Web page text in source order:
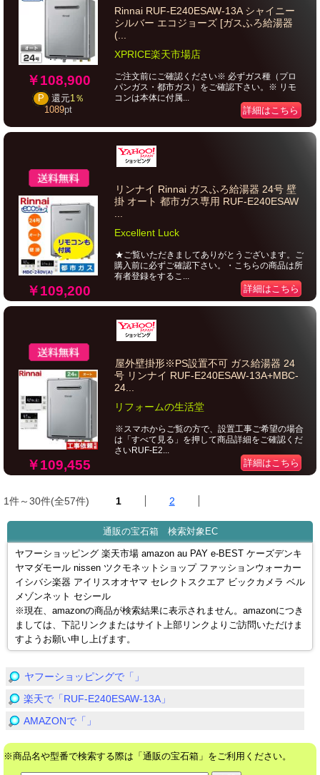
￥108,900
P 還元1％
1089pt
Rinnai RUF-E240ESAW-13A シャイニー
シルバー エコジョーズ [ガスふろ給湯器
(...
XPRICE楽天市場店
ご注文前にご確認ください※ 必ずガス種（プロ
パンガス・都市ガス）をご確認下さい。※ リモ
コンは本体に付属...
詳細はこちら
￥109,200
リンナイ Rinnai ガスふろ給湯器 24号 壁
掛 オート 都市ガス専用 RUF-E240ESAW
Excellent Luck
★ご覧いただきましてありがとうございます。ご
購入前に必ずご確認下さい。・こちらの商品は所
有者登録をするこ...
詳細はこちら
￥109,455
屋外壁掛形※PS設置不可 ガス給湯器 24
号 リンナイ RUF-E240ESAW-13A+MBC-
24...
リフォームの生活堂
※スマホからご覧の方で、設置工事ご希望の場合
は「すべて見る」を押して商品詳細をご確認くだ
さいRUF-E2...
詳細はこちら
1件～30件(全57件) 1 2
通販の宝石箱 検索対象EC
ヤフーショッピング 楽天市場 amazon au PAY e-BEST ケーズデンキ
ヤマダモール nissen ツクモネットショップ ファッションウォーカー
イシバシ楽器 アイリスオオヤマ セレクトスクエア ビックカメラ ベル
メゾンネット セシール
※現在、amazonの商品が検索結果に表示されません。amazonにつき
ましては、下記リンクまたはサイト上部リンクよりご訪問いただけま
すようお願い申し上げます。
ヤフーショッピングで「」
楽天で「RUF-E240ESAW-13A」
AMAZONで「」
※商品名や型番で検索する際は「通販の宝石箱」をご利用ください。